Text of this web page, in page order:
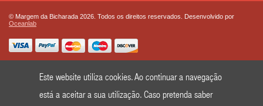
© Margem da Bicharada 2026. Todos os direitos reservados. Desenvolvido por
Oceanlab
Este website utiliza cookies. Ao continuar a navegação
está a aceitar a sua utilização. Caso pretenda saber